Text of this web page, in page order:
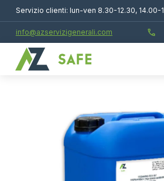
Servizio clienti: lun-ven 8.30-12.30, 14.00-
info@azservizigenerali.com call